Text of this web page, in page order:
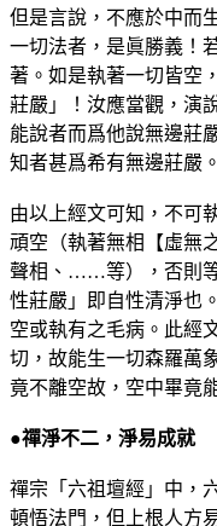
但是言說，不應於中而
一切法者，是眞勝義！
著。如是執著一切皆空
莊嚴」！汝應當觀，演
能說者而爲他說無邊莊
知者甚爲希有無邊莊嚴。
由以上經文可知，不可
頑空（執著無相【虛無
聲相、……等），否則
性莊嚴」即自性清淨也
空或執有之毛病。此經
切，故能生一切森羅萬
竟不離空故，空中畢竟
●禪淨不二，淨易成就
禪宗「六祖壇經」中，
頓悟法門，但上根人方